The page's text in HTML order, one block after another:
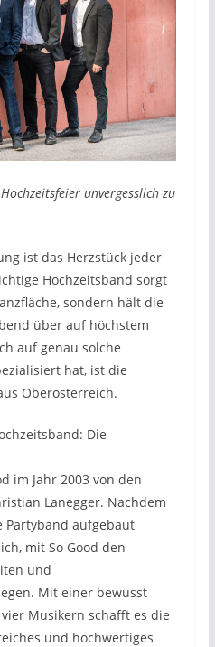
unvergesslich zu
ist das Herzstück jeder
Hochzeitsband sorgt
sondern hält die
über auf höchstem
auf genau solche
hat, ist die
Oberösterreich.
Die
im Jahr 2003 von den
Lanegger. Nachdem
Partyband aufgebaut
mit So Good den
und
Mit einer bewusst
Musikern schafft es die
und hochwertiges